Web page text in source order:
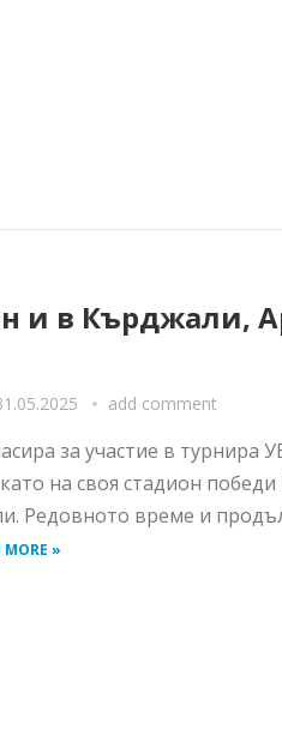
и в Кърджали,
add comment
за участие в турнира
на своя стадион
Редовното време и
MORE »